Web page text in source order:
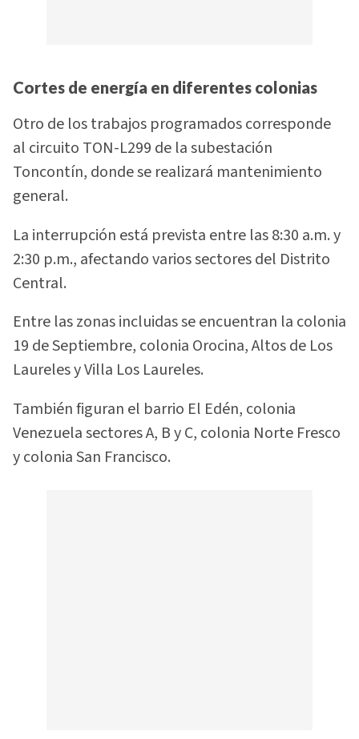
Cortes de energía en diferentes colonias
Otro de los trabajos programados corresponde
al circuito TON-L299 de la subestación
Toncontín, donde se realizará mantenimiento
general.
La interrupción está prevista entre las 8:30 a.m. y
2:30 p.m., afectando varios sectores del Distrito
Central.
Entre las zonas incluidas se encuentran la colonia
19 de Septiembre, colonia Orocina, Altos de Los
Laureles y Villa Los Laureles.
También figuran el barrio El Edén, colonia
Venezuela sectores A, B y C, colonia Norte Fresco
y colonia San Francisco.